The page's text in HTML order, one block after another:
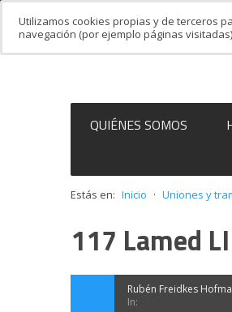
QUIÉNES SOMOS
Estás en: Inicio · Uniones y
117 Lamed
Rubén Freidkes
In:
Utilizamos cookies propias y de terceros
navegación (por ejemplo páginas